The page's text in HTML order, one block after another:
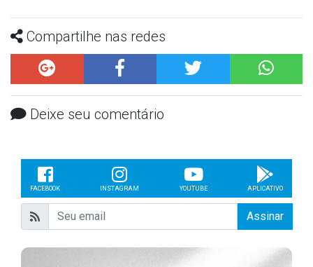
Compartilhe nas redes
Deixe seu comentário
FACEBOOK INSTAGRAM YOUTUBE APLICATIVO
Assinar